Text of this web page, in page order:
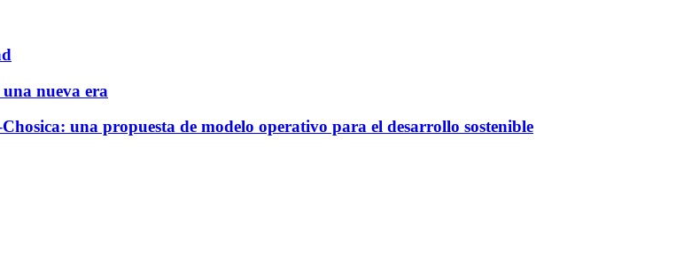
nueva era
una propuesta de modelo operativo para el desarrollo sostenible